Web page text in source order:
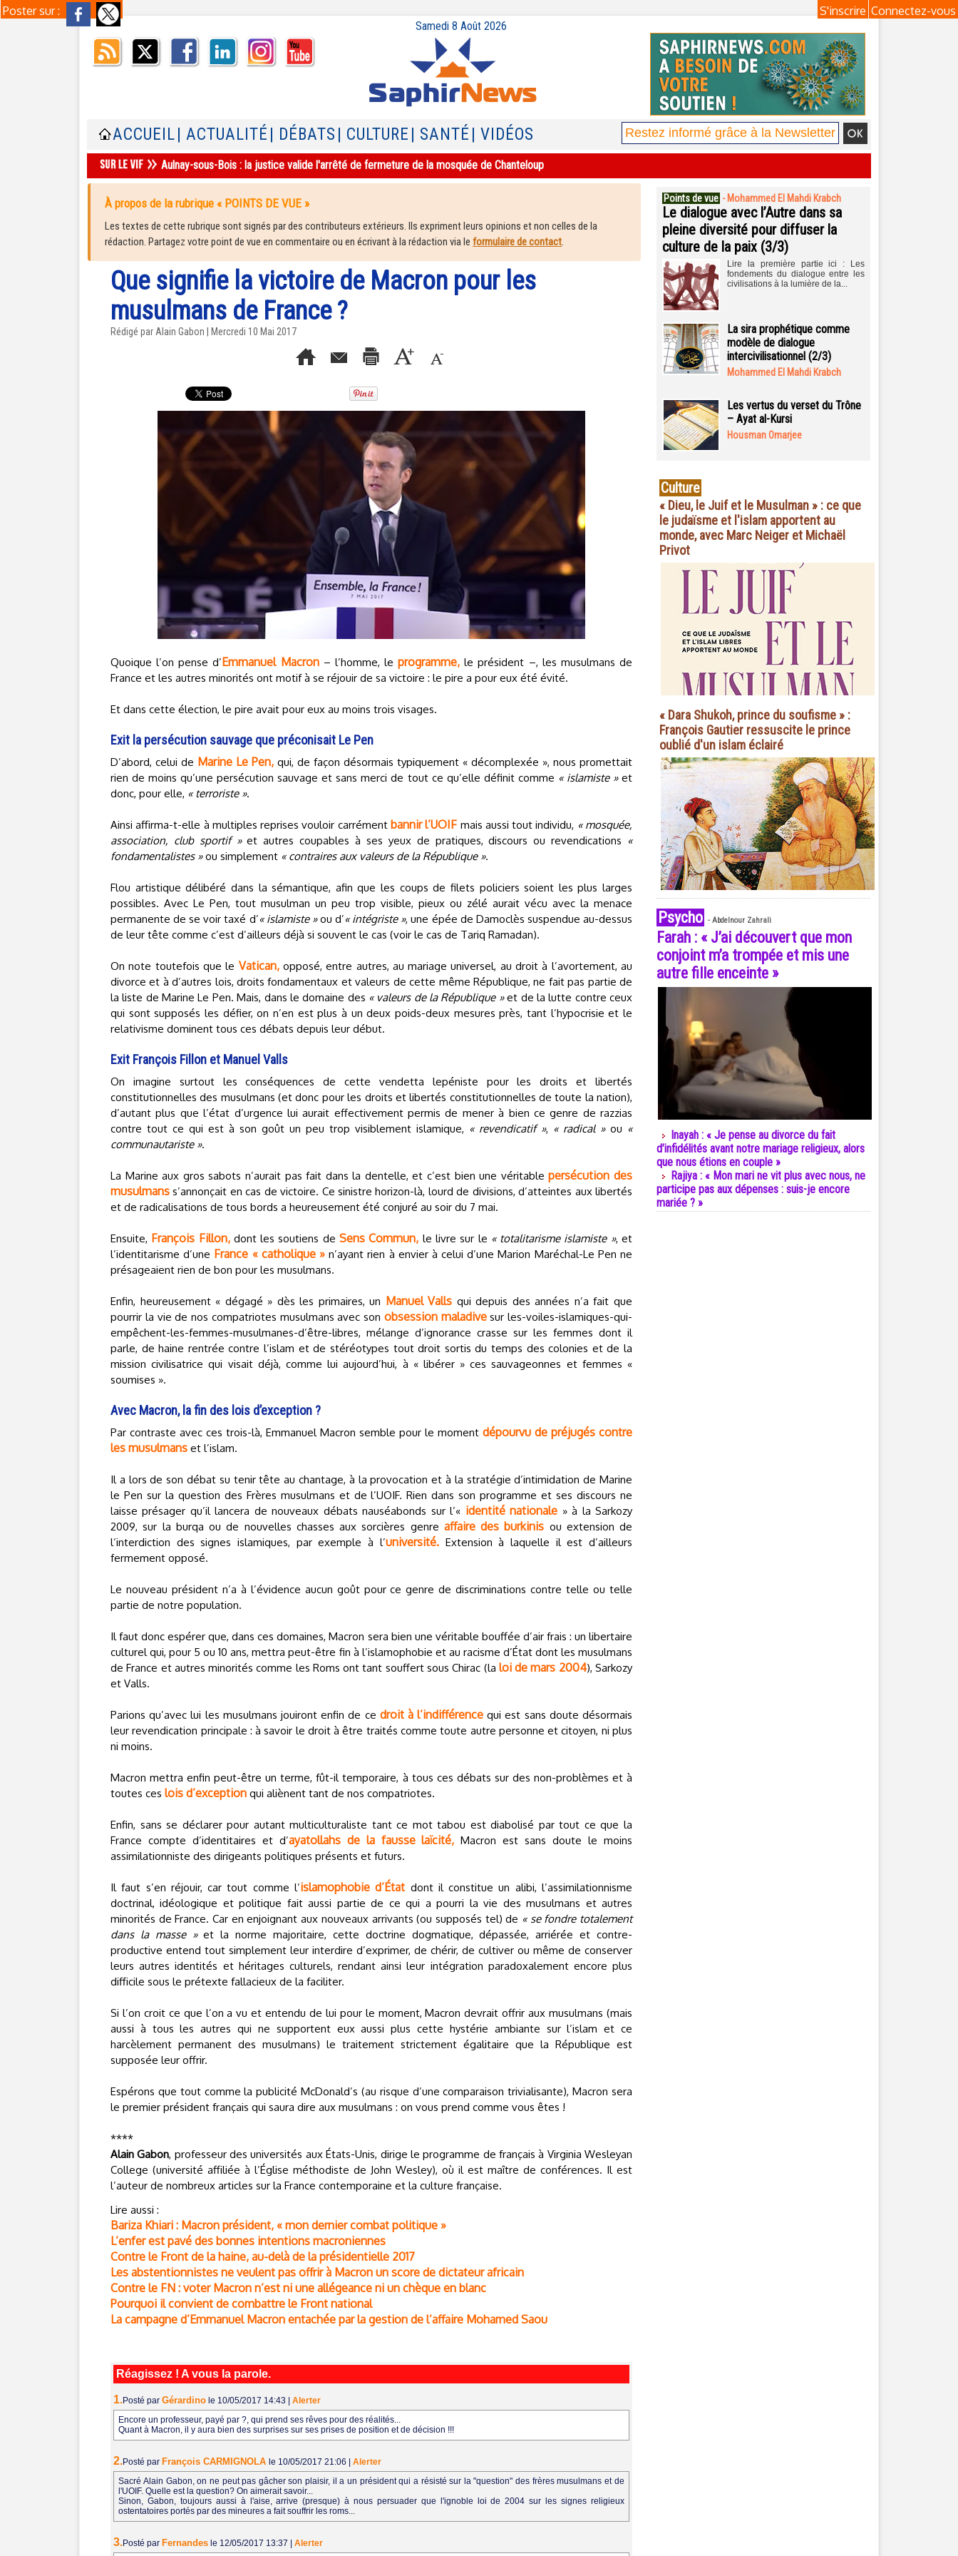
Poster sur : Connectez-vous
S'inscrire
Samedi 8 Août 2026
ACCUEIL | ACTUALITÉ | DÉBATS | CULTURE | SANTÉ | VIDÉOS
Aulnay-sous-Bois : la justice valide l'arrêté de fermeture de la mosquée de Chanteloup
À propos de la rubrique « POINTS DE VUE »
Les textes de cette rubrique sont signés par des contributeurs extérieurs. Ils expriment leurs opinions et non celles de la
rédaction. Partagez votre point de vue en commentaire ou en écrivant à la rédaction via le formulaire de contact.
Que signifie la victoire de Macron pour les
musulmans de France ?
Rédigé par Alain Gabon | Mercredi 10 Mai 2017
Quoique l’on pense d’Emmanuel Macron– l’homme, leprogramme, le président –, les musulmans de
France et les autres minorités ont motif à se réjouir de sa victoire : le pire a pour eux été évité.
Et dans cette élection, le pire avait pour eux au moins trois visages.
Exit la persécution sauvage que préconisait Le Pen
D’abord, celui de Marine Le Pen, qui, de façon désormais typiquement « décomplexée », nous promettait
rien de moins qu’une persécution sauvage et sans merci de tout ce qu’elle définit comme « islamiste »et
donc, pour elle, « terroriste ».
Ainsi affirma-t-elle à multiples reprises vouloir carrément bannir l’UOIF mais aussi tout individu, « mosquée,
association, club sportif »et autres coupables à ses yeux de pratiques, discours ou revendications «
fondamentalistes »ou simplement « contraires aux valeurs de la République ».
Flou artistique délibéré dans la sémantique, afin que les coups de filets policiers soient les plus larges
possibles. Avec Le Pen, tout musulman un peu trop visible, pieux ou zélé aurait vécu avec la menace
permanente de se voir taxé d’« islamiste »ou d’« intégriste », une épée de Damoclès suspendue au-dessus
de leur tête comme c’est d’ailleurs déjà si souvent le cas (voir le cas de Tariq Ramadan).
On note toutefois que le Vatican,opposé, entre autres, au mariage universel, au droit à l’avortement, au
divorce et à d’autres lois, droits fondamentaux et valeurs de cette même République, ne fait pas partie de
la liste de Marine Le Pen. Mais, dans le domaine des « valeurs de la République »et de la lutte contre ceux
qui sont supposés les défier, on n’en est plus à un deux poids-deux mesures près, tant l’hypocrisie et le
relativisme dominent tous ces débats depuis leur début.
Exit François Fillon et Manuel Valls
On imagine surtout les conséquences de cette vendetta lepéniste pour les droits et libertés
constitutionnelles des musulmans (et donc pour les droits et libertés constitutionnelles de toute la nation),
d’autant plus que l’état d’urgence lui aurait effectivement permis de mener à bien ce genre de razzias
contre tout ce qui est à son goût un peu trop visiblement islamique, « revendicatif », « radical »ou «
communautariste ».
La Marine aux gros sabots n’aurait pas fait dans la dentelle, et c’est bien une véritablepersécution des
musulmans s’annonçait en cas de victoire. Ce sinistre horizon-là, lourd de divisions, d’atteintes aux libertés
et de radicalisations de tous bords a heureusement été conjuré au soir du 7 mai.
Ensuite, François Fillon,dont les soutiens deSens Commun, le livre sur le « totalitarisme islamiste », et
l’identitarisme d’une France « catholique »n’ayant rien à envier à celui d’une Marion Maréchal-Le Pen ne
présageaient rien de bon pour les musulmans.
Enfin, heureusement « dégagé » dès les primaires, un Manuel Valls qui depuis des années n’a fait que
pourrir la vie de nos compatriotes musulmans avec son obsession maladivesur les-voiles-islamiques-qui-
empêchent-les-femmes-musulmanes-d’être-libres, mélange d’ignorance crasse sur les femmes dont il
parle, de haine rentrée contre l’islam et de stéréotypes tout droit sortis du temps des colonies et de la
mission civilisatrice qui visait déjà, comme lui aujourd’hui, à « libérer » ces sauvageonnes et femmes «
soumises ».
Avec Macron, la fin des lois d’exception ?
Par contraste avec ces trois-là, Emmanuel Macron semble pour le moment dépourvu de préjugés contre
les musulmans et l’islam.
Il a lors de son débat su tenir tête au chantage, à la provocation et à la stratégie d’intimidation de Marine
le Pen sur la question des Frères musulmans et de l’UOIF. Rien dans son programme et ses discours ne
laisse présager qu’il lancera de nouveaux débats nauséabonds sur l’« identité nationale » à la Sarkozy
2009, sur la burqa ou de nouvelles chasses aux sorcières genre affaire des burkinis ou extension de
l’interdiction des signes islamiques, par exemple à l’université.Extension à laquelle il est d’ailleurs
fermement opposé.
Le nouveau président n’a à l’évidence aucun goût pour ce genre de discriminations contre telle ou telle
partie de notre population.
Il faut donc espérer que, dans ces domaines, Macron sera bien une véritable bouffée d’air frais : un libertaire
culturel qui, pour 5 ou 10 ans, mettra peut-être fin à l’islamophobie et au racisme d’État dont les musulmans
de France et autres minorités comme les Roms ont tant souffert sous Chirac (la loi de mars 2004), Sarkozy
et Valls.
Parions qu’avec lui les musulmans jouiront enfin de ce droit à l’indifférence qui est sans doute désormais
leur revendication principale : à savoir le droit à être traités comme toute autre personne et citoyen, ni plus
ni moins.
Macron mettra enfin peut-être un terme, fût-il temporaire, à tous ces débats sur des non-problèmes et à
toutes ces lois d’exception qui aliènent tant de nos compatriotes.
Enfin, sans se déclarer pour autant multiculturaliste tant ce mot tabou est diabolisé par tout ce que la
France compte d’identitaires et d’ayatollahs de la fausse laïcité, Macron est sans doute le moins
assimilationniste des dirigeants politiques présents et futurs.
Il faut s’en réjouir, car tout comme l’islamophobie d’État dont il constitue un alibi, l’assimilationnisme
doctrinal, idéologique et politique fait aussi partie de ce qui a pourri la vie des musulmans et autres
minorités de France. Car en enjoignant aux nouveaux arrivants (ou supposés tel) de « se fondre totalement
dans la masse »et la norme majoritaire, cette doctrine dogmatique, dépassée, arriérée et contre-
productive entend tout simplement leur interdire d’exprimer, de chérir, de cultiver ou même de conserver
leurs autres identités et héritages culturels, rendant ainsi leur intégration paradoxalement encore plus
difficile sous le prétexte fallacieux de la faciliter.
Si l’on croit ce que l’on a vu et entendu de lui pour le moment, Macron devrait offrir aux musulmans (mais
aussi à tous les autres qui ne supportent eux aussi plus cette hystérie ambiante sur l’islam et ce
harcèlement permanent des musulmans) le traitement strictement égalitaire que la République est
supposée leur offrir.
Espérons que tout comme la publicité McDonald’s (au risque d’une comparaison trivialisante), Macron sera
le premier président français qui saura dire aux musulmans : on vous prend comme vous êtes !
****
Alain Gabon, professeur des universités aux États-Unis, dirige le programme de français à Virginia Wesleyan
College (université affiliée à l’Église méthodiste de John Wesley), où il est maître de conférences. Il est
l’auteur de nombreux articles sur la France contemporaine et la culture française.
Lire aussi :
Bariza Khiari : Macron président, « mon dernier combat politique »
L’enfer est pavé des bonnes intentions macroniennes
Contre le Front de la haine, au-delà de la présidentielle 2017
Les abstentionnistes ne veulent pas offrir à Macron un score de dictateur africain
Contre le FN : voter Macron n’est ni une allégeance ni un chèque en blanc
Pourquoi il convient de combattre le Front national
La campagne d’Emmanuel Macron entachée par la gestion de l’affaire Mohamed Saou
Réagissez ! A vous la parole.
1.Posté par Gérardino le 10/05/2017 14:43
Alerter
Encore un professeur, payé par ?, qui prend ses rêves pour des réalités...
Quant à Macron, il y aura bien des surprises sur ses prises de position et de décision !!!
2.Posté par François CARMIGNOLA le 10/05/2017 21:06
Alerter
Sacré Alain Gabon, on ne peut pas gâcher son plaisir, il a un président qui a résisté sur la "question" des frères musulmans et de
l'UOIF. Quelle est la question? On aimerait savoir...
Sinon, Gabon, toujours aussi à l'aise, arrive (presque) à nous persuader que l'ignoble loi de 2004 sur les signes religieux
ostentatoires portés par des mineures a fait souffrir les roms...
3.Posté par Fernandes le 12/05/2017 13:37 Alerter
Points de vue - Mohammed El Mahdi Krabch
Le dialogue avec l’Autre dans sa
pleine diversité pour diffuser la
culture de la paix (3/3)
Lire la première partie ici : Les
fondements du dialogue entre les
civilisations à la lumière de la...
La sira prophétique comme
modèle de dialogue
intercivilisationnel (2/3)
Mohammed El Mahdi Krabch
Les vertus du verset du Trône
– Ayat al-Kursi
Housman Omarjee
Culture
« Dieu, le Juif et le Musulman » : ce que
le judaïsme et l'islam apportent au
monde, avec Marc Neiger et Michaël
Privot
« Dara Shukoh, prince du soufisme » :
François Gautier ressuscite le prince
oublié d'un islam éclairé
Psycho - Abdelnour Zahrali
Farah : « J’ai découvert que mon
conjoint m’a trompée et mis une
autre fille enceinte »
Inayah : « Je pense au divorce du fait
d’infidélités avant notre mariage religieux, alors
que nous étions en couple »
Rajiya : « Mon mari ne vit plus avec nous, ne
participe pas aux dépenses : suis-je encore
mariée ? »